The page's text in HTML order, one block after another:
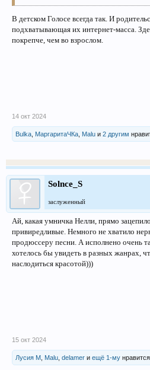
В детском Голосе всегда так. И
подхватывающая их интернет-масса.
покрепче, чем во взрослом.
14 окт 2024
Bulka МаргаритаЧКа Malu и 2 другим
Solnce_S
заслуженный
Ай, какая умничка Нелли, прямо
привиредливые. Немного не хватило
продюссеру песни. А исполнено очень
хотелось бы увидеть в разных жанрах,
наслодиться красотой)))
15 окт 2024
Лусия М Malu delamer и ещё 1-му нравится